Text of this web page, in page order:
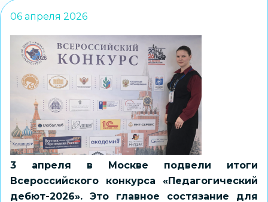
06 апреля 2026
3 апреля в Москве подвели итоги
Всероссийского конкурса «Педагогический
дебют-2026». Это главное состязание для